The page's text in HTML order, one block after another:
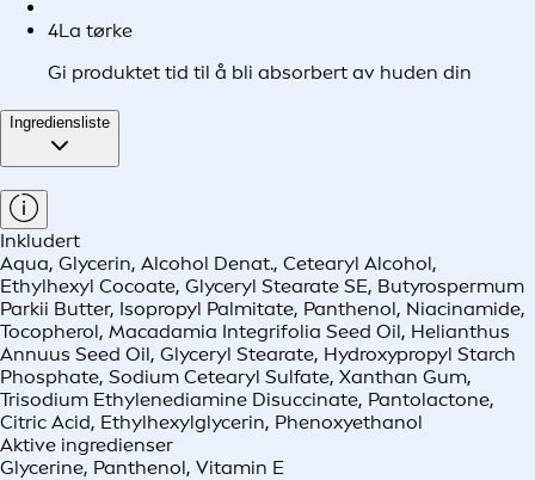
4La tørke
Gi produktet tid til å bli absorbert av huden din
Ingrediensliste
Inkludert
Aqua, Glycerin, Alcohol Denat., Cetearyl Alcohol,
Ethylhexyl Cocoate, Glyceryl Stearate SE, Butyrospermum
Parkii Butter, Isopropyl Palmitate, Panthenol, Niacinamide,
Tocopherol, Macadamia Integrifolia Seed Oil, Helianthus
Annuus Seed Oil, Glyceryl Stearate, Hydroxypropyl Starch
Phosphate, Sodium Cetearyl Sulfate, Xanthan Gum,
Trisodium Ethylenediamine Disuccinate, Pantolactone,
Citric Acid, Ethylhexylglycerin, Phenoxyethanol
Aktive ingredienser
Glycerine, Panthenol, Vitamin E